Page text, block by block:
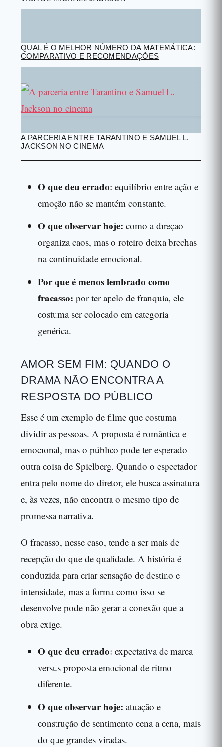
QUAL É O MELHOR NÚMERO DA MATEMÁTICA:
COMPARATIVO E RECOMENDAÇÕES
A PARCERIA ENTRE TARANTINO E SAMUEL L.
JACKSON NO CINEMA
O que deu errado: equilíbrio entre ação e
emoção não se mantém constante.
O que observar hoje: como a direção
organiza caos, mas o roteiro deixa brechas
na continuidade emocional.
Por que é menos lembrado como
fracasso: por ter apelo de franquia, ele
costuma ser colocado em categoria
genérica.
AMOR SEM FIM: QUANDO O
DRAMA NÃO ENCONTRA A
RESPOSTA DO PÚBLICO
Esse é um exemplo de filme que costuma
dividir as pessoas. A proposta é romântica e
emocional, mas o público pode ter esperado
outra coisa de Spielberg. Quando o espectador
entra pelo nome do diretor, ele busca assinatura
e, às vezes, não encontra o mesmo tipo de
promessa narrativa.
O fracasso, nesse caso, tende a ser mais de
recepção do que de qualidade. A história é
conduzida para criar sensação de destino e
intensidade, mas a forma como isso se
desenvolve pode não gerar a conexão que a
obra exige.
O que deu errado: expectativa de marca
versus proposta emocional de ritmo
diferente.
O que observar hoje: atuação e
construção de sentimento cena a cena, mais
do que grandes viradas.